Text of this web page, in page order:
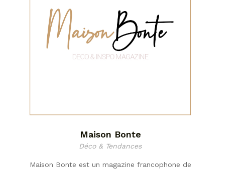
Maison Bonte
Déco & Tendances
Maison Bonte est un magazine francophone de